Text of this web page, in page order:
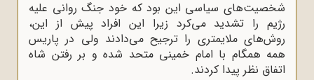
شخصیت‌های سیاسی این بود که خود جنگ روانی علیه
رژیم را تشدید می‌کرد زیرا این افراد پیش از این،
روش‌های ملایمتری را ترجیح می‌دادند ولی در پاریس
همه همگام با امام خمینی متحد شده و بر رفتن شاه
اتفاق نظر پیدا کردند.